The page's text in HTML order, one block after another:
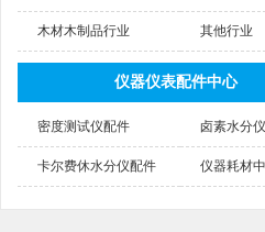
木材木制品行业 其他行业
仪器仪表配件中心
密度测试仪配件 卤素水分
卡尔费休水分仪配件 仪器耗材